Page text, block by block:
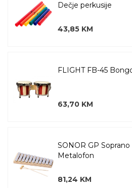
Dečje perkusije
43,85 KM
FLIGHT FB-45
63,70 KM
SONOR GP
Metalofon
81,24 KM